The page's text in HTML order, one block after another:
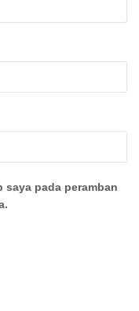
saya pada peramban